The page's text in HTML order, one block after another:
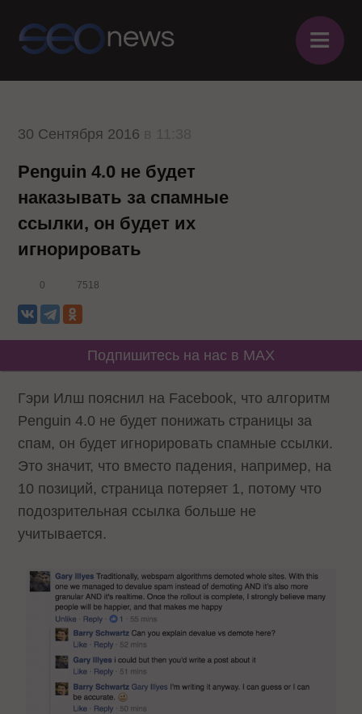
≡
30 Сентября 2016
Penguin 4.0 не будет
наказывать за спамные
ссылки, он будет их
игнорировать
0 7518
Подпишитесь на нас в MAX
Гэри Илш пояснил на Facebook, что алгоритм
Penguin 4.0 не будет понижать страницы за
спам, он будет игнорировать спамные ссылки.
Это значит, что вместо падения, например, на
10 позиций, страница потеряет 1, потому что
подозрительная ссылка больше не
учитывается.